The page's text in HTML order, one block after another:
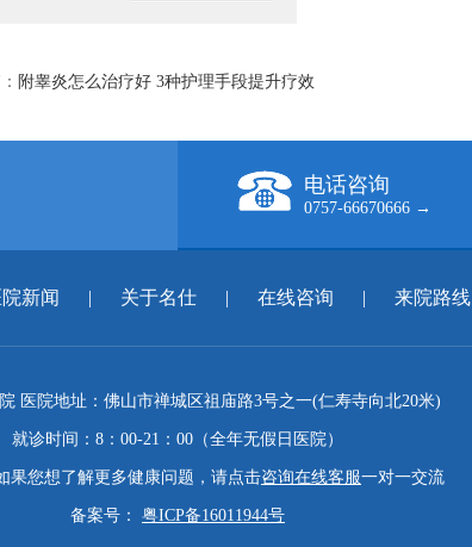
附睾炎怎么治疗好 3种护理手段提升疗效
电话咨询
0757-66670666 →
院新闻 | 关于名仕 | 在线咨询 | 来院路线
医院地址：佛山市禅城区祖庙路3号之一(仁寿寺向北20米)
就诊时间：8：00-21：00（全年无假日医院）
果您想了解更多健康问题，请点击咨询在线客服一对一交流
备案号： 粤ICP备16011944号